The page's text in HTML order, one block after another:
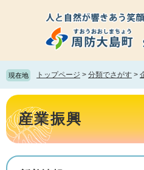
頭
で
す。
飛
ば
て
本
文
現在地 トップページ > 分類でさがす >
本
文 産業振興